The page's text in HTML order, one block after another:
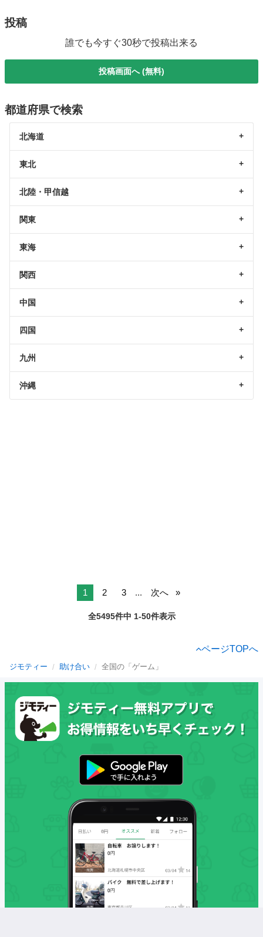
投稿
誰でも今すぐ30秒で投稿出来る
投稿画面へ (無料)
都道府県で検索
北海道
東北
北陸・甲信越
関東
東海
関西
中国
四国
九州
沖縄
1 2 3 ... 次へ
全5495件中 1-50件表示
ページTOPへ
ジモティー 助け合い 全国の「ゲーム」